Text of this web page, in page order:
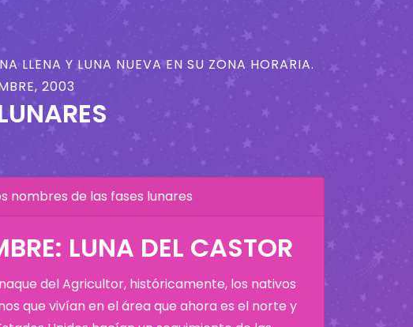
LLENA Y LUNA NUEVA EN SU ZONA HORARIA.
2003
nombres de las fases lunares
LUNA DEL CASTOR
del Agricultor, históricamente, los nativos
que vivían en el área que ahora es el norte y